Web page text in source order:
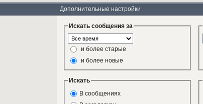
Дополнительные настройки
Искать сообщения за
и более старые
и более новые
Искать
В сообщениях